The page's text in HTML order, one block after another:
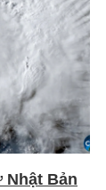
Nhật Bản